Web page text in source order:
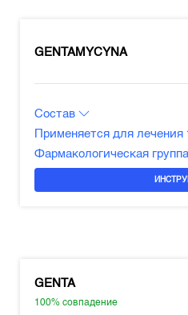
GENTAMYCYNA
Состав
Применяется для лечения
Фармакологическая
GENTA
100%совпадение